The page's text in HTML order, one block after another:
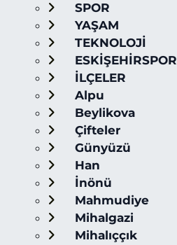
SPOR
YAŞAM
TEKNOLOJİ
ESKİŞEHİRSPOR
İLÇELER
Alpu
Beylikova
Çifteler
Günyüzü
Han
İnönü
Mahmudiye
Mihalgazi
Mihalıççık